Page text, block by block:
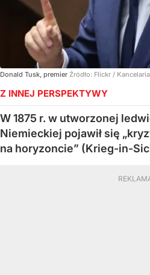
Donald Tusk, premier Źródło: Flickr /
Z INNEJ PERSPEKTYWY
W 1875 r. w utworzonej
Niemieckiej pojawił się
na horyzoncie” (Krieg-in-